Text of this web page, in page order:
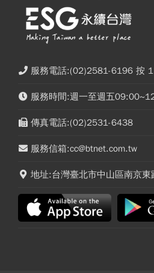
服務電話:(02)2581-6196 按 1
服務時間:週一至週五
傳真電話:(02)2531-6438
服務信箱:cc@btnet.com.tw
地址:台灣臺北市中山區南京